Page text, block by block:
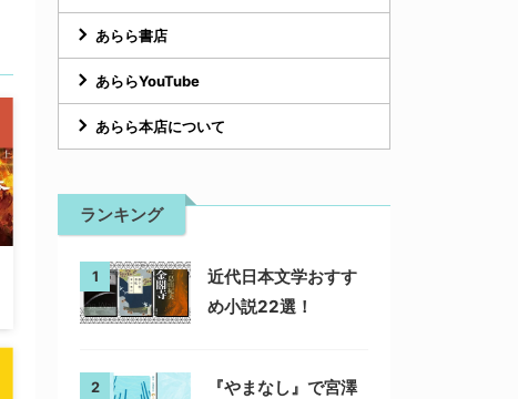
あらら書店
あららYouTube
あらら本店について
ランキング
1
近代日本文学おすす
め小説22選！
2
『やまなし』で宮澤